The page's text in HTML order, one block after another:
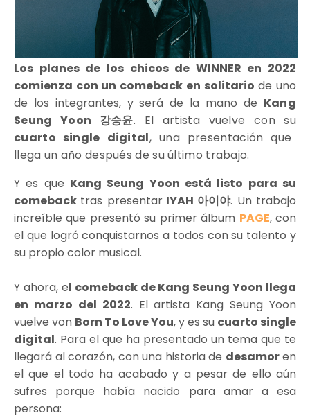
Los planes de los chicos de WINNER en 2022
comienza con un comeback en solitario de uno
de los integrantes, y será de la mano de Kang
Seung Yoon 강승윤. El artista vuelve con su
cuarto single digital, una presentación que
llega un año después de su último trabajo.
Y es que Kang Seung Yoon está listo para su
comeback tras presentarIYAH 아이야. Un trabajo
increíble que presentó su primer álbum PAGE, con
el que logró conquistarnos a todos con su talento y
su propio color musical.
Y ahora, el comeback de Kang Seung Yoon llega
en marzo del 2022. El artista Kang Seung Yoon
vuelve von Born To Love You, y es su cuarto single
digital. Para el que ha presentado un tema que te
llegará al corazón, con una historia de desamoren
el que el todo ha acabado y a pesar de ello aún
sufres porque había nacido para amar a esa
persona: